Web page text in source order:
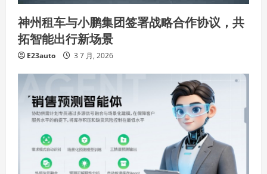
神州租车与小鹏集团签署战略合作协议，共
拓智能出行新场景
E23auto 3 7 月, 2026